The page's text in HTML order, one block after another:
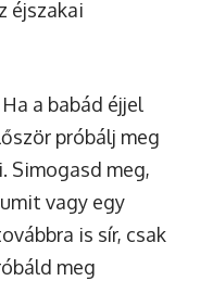
éjszakai
Ha a babád éjjel
próbálj meg
Simogasd meg,
vagy egy
is sír, csak
meg